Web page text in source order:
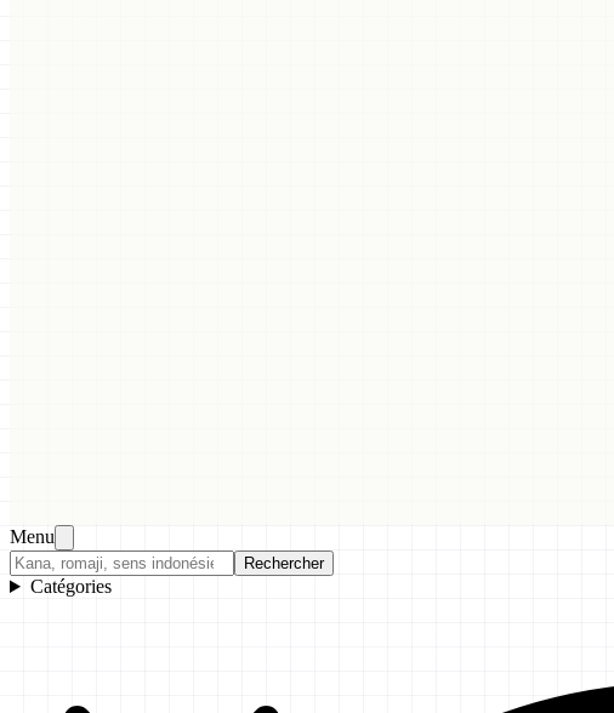
Menu
Rechercher
Catégories